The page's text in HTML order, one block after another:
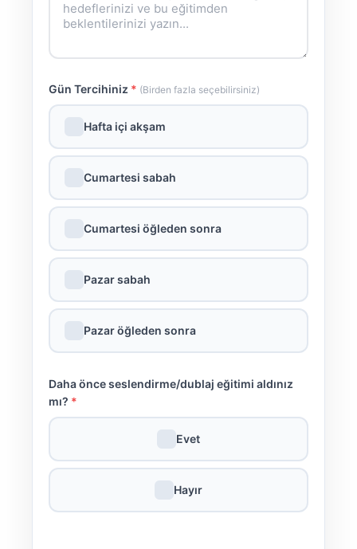
Gün Tercihiniz * (Birden fazla seçebilirsiniz)
Hafta içi akşam
Cumartesi sabah
Cumartesi öğleden sonra
Pazar sabah
Pazar öğleden sonra
Daha önce seslendirme/dublaj eğitimi aldınız
mı? *
Evet
Hayır